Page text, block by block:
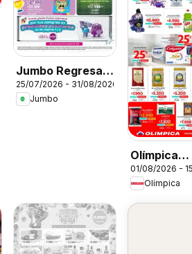
Jumbo Regresa a
clase
25/07/2026 - 31/08/2026
Jumbo
Olímpica
catálogo
puntos, más
ahorro
01/08/2026 -
Olímpica